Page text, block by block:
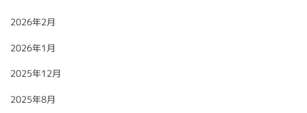
2026年2月
2026年1月
2025年12月
2025年8月